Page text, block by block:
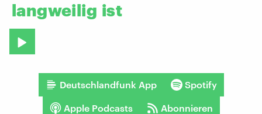
langweilig ist
Deutschlandfunk App Spotify
Apple Podcasts Abonnieren